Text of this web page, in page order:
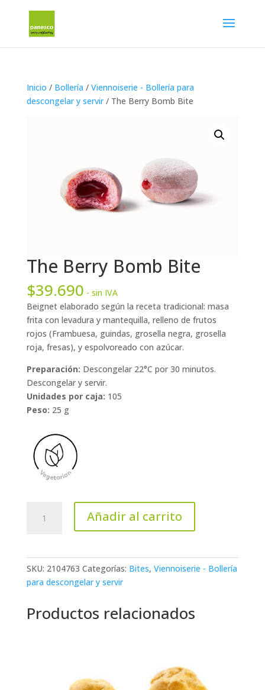
Inicio / Bollería / Viennoiserie - Bollería para
descongelar y servir/ The Berry Bomb Bite
The Berry Bomb Bite
$39.690 - sin IVA
Beignet elaborado según la receta tradicional: masa
frita con levadura y mantequilla, relleno de frutos
rojos (Frambuesa, guindas, grosella negra, grosella
roja, fresas), y espolvoreado con azúcar.
Preparación: Descongelar 22°C por 30 minutos.
Descongelar y servir.
Unidades por caja: 105
Peso: 25 g
Berry
Añadir al carrito
SKU: 2104763 Categorías: Bites, Viennoiserie - Bollería
para descongelar y servir
Productos relacionados